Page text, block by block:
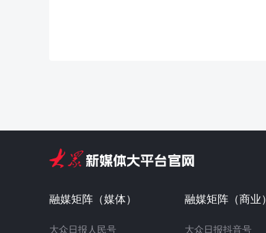
融媒矩阵（媒体）
大众日报人民号
融媒矩阵（商业）
大众日报抖音号